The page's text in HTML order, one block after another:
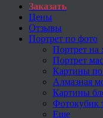
Заказать
Цены
Отзывы
Портрет по фото
Портрет на
Портрет
Картины
Алмазная
Картины
Фотокубик
Еще